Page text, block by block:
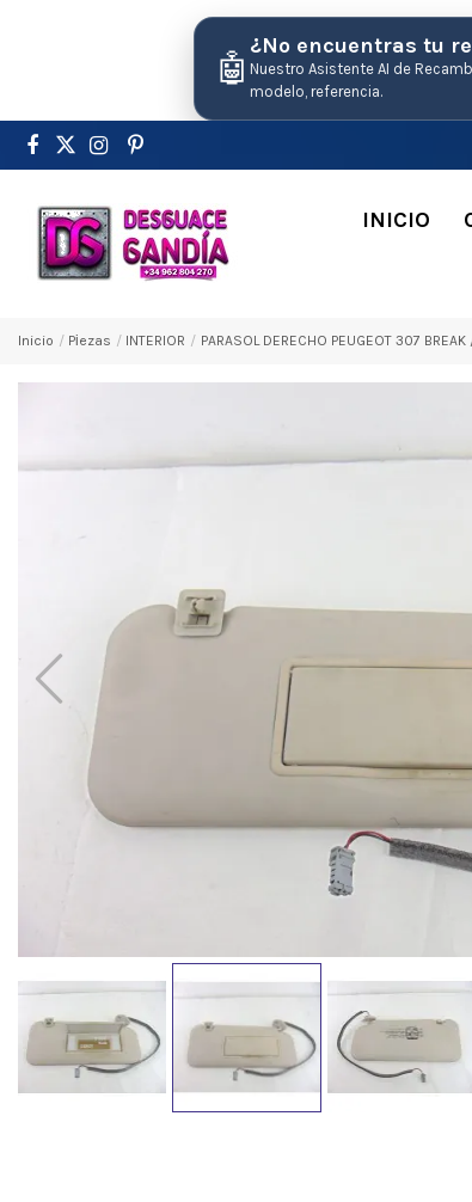
🤖
¿No encuentras tu
Nuestro Asistente AI de
modelo, referencia.
INICIO
Inicio Pіezas INTERIOR PARASOL DERECHO PEUGEOT 307